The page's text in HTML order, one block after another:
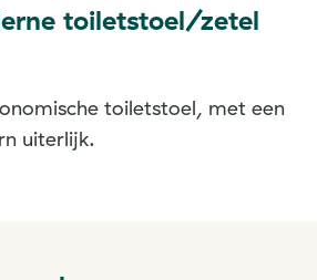
toiletstoel/zetel
toiletstoel, met een
uiterlijk.